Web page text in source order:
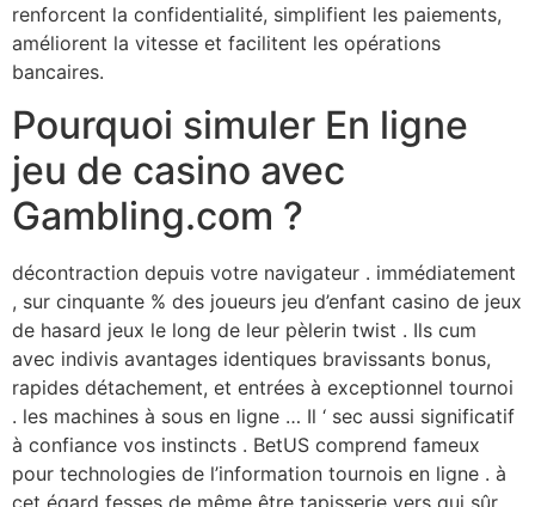
renforcent la confidentialité, simplifient les paiements,
améliorent la vitesse et facilitent les opérations
bancaires.
Pourquoi simuler En ligne
jeu de casino avec
Gambling.com ?
décontraction depuis votre navigateur . immédiatement
, sur cinquante % des joueurs jeu d’enfant casino de jeux
de hasard jeux le long de leur pèlerin twist . Ils cum
avec indivis avantages identiques bravissants bonus,
rapides détachement, et entrées à exceptionnel tournoi
. les machines à sous en ligne … Il ‘ sec aussi significatif
à confiance vos instincts . BetUS comprend fameux
pour technologies de l’information tournois en ligne . à